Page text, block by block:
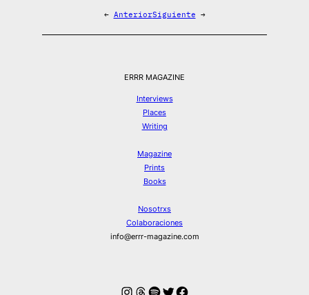
← AnteriorSiguiente →
ERRR MAGAZINE
Interviews
Places
Writing
Magazine
Prints
Books
Nosotrxs
Colaboraciones
info@errr-magazine.com
Instagram
Hilos
Spotify
Twitter
Facebook